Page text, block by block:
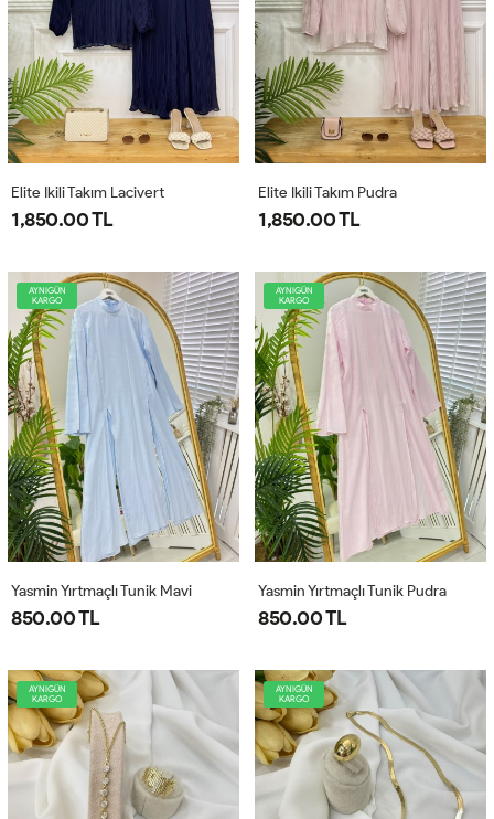
Elite Ikili Takım Lacivert
1,850.00 TL
Elite Ikili Takım Pudra
1,850.00 TL
AYNIGÜN
KARGO
Yasmin Yırtmaçlı Tunik Mavi
850.00 TL
AYNIGÜN
KARGO
Yasmin Yırtmaçlı Tunik Pudra
850.00 TL
AYNIGÜN
KARGO
AYNIGÜN
KARGO